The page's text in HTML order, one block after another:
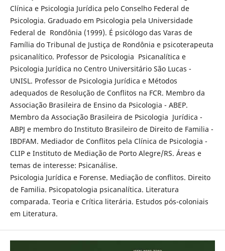
Clínica e Psicologia Jurídica pelo Conselho Federal de
Psicologia. Graduado em Psicologia pela Universidade
Federal de Rondônia (1999). É psicólogo das Varas de
Família do Tribunal de Justiça de Rondônia e psicoterapeuta
psicanalítico. Professor de Psicologia Psicanalítica e
Psicologia Jurídica no Centro Universitário São Lucas -
UNISL. Professor de Psicologia Jurídica e Métodos
adequados de Resolução de Conflitos na FCR. Membro da
Associação Brasileira de Ensino da Psicologia - ABEP.
Membro da Associação Brasileira de Psicologia Jurídica -
ABPJ e membro do Instituto Brasileiro de Direito de Familia -
IBDFAM. Mediador de Conflitos pela Clínica de Psicologia -
CLIP e Instituto de Mediação de Porto Alegre/RS. Áreas e
temas de interesse: Psicanálise.
Psicologia Jurídica e Forense. Mediação de conflitos. Direito
de Familia. Psicopatologia psicanalítica. Literatura
comparada. Teoria e Crítica literária. Estudos pós-coloniais
em Literatura.